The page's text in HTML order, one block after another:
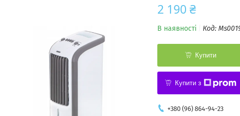
2 190 ₴
В наявності Код:
Купити
Купити з
+380 (96) 864-94-23